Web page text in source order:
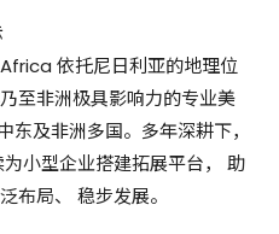
依托尼日利亚的地理位
至非洲极具影响力的专业美
及非洲多国。多年深耕下，
小型企业搭建拓展平台， 助
布局、 稳步发展。